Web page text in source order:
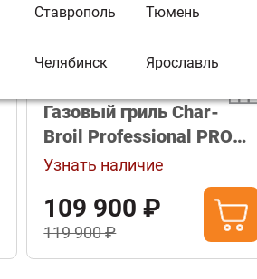
Ставрополь Тюмень
Челябинск Ярославль
доставка
Газовый гриль Char-
Broil Professional PRO
3S
Узнать наличие
109 900 ₽
119 900 ₽